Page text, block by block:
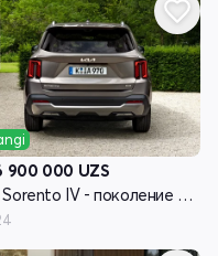
900 000 UZS
Kia Sorento IV - поколение рестайлинг